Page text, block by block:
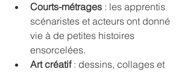
Courts-métrages : les apprentis
scénaristes et acteurs ont donné
vie à de petites histoires
ensorcelées.
Art créatif : dessins, collages et